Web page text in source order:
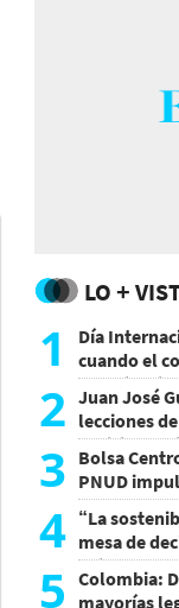
LO +
1
Día
cuando el
experiencia
2 Juan José
lecciones
decisiones
3 Bolsa
PNUD
Honduras
4 “La
mesa de
deja
5
Colombia:
mayorías